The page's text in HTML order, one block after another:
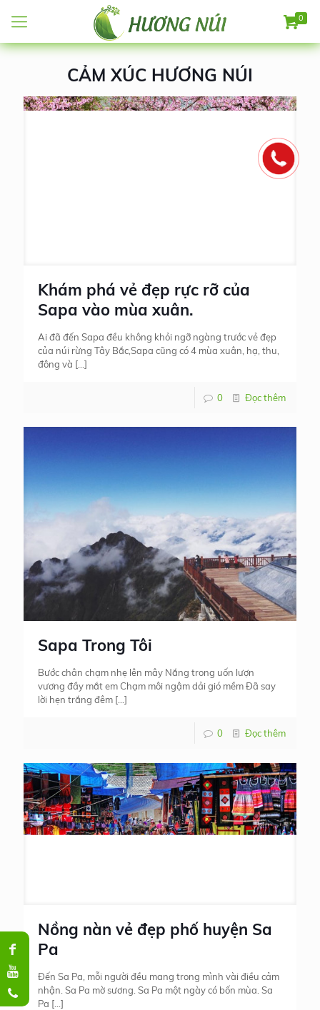
0
CẢM XÚC HƯƠNG NÚI
Khám phá vẻ đẹp rực rỡ của
Sapa vào mùa xuân.
Ai đã đến Sapa đều không khỏi ngỡ ngàng trước vẻ đẹp
của núi rừng Tây Bắc,Sapa cũng có 4 mùa xuân, hạ, thu,
đông và […]
0 Đọc thêm
Sapa Trong Tôi
Bước chân chạm nhẹ lên mây Nắng trong uốn lượn
vương đầy mắt em Chạm môi ngậm dải gió mềm Đã say
lời hẹn trắng đêm […]
0 Đọc thêm
Nồng nàn vẻ đẹp phố huyện Sa
Pa
Đến Sa Pa, mỗi người đều mang trong mình vài điều cảm
nhận. Sa Pa mờ sương. Sa Pa một ngày có bốn mùa. Sa
Pa […]